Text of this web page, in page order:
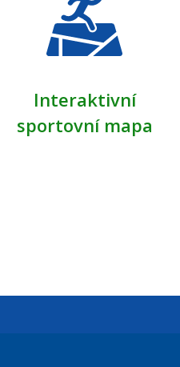
Interaktivní
sportovní mapa